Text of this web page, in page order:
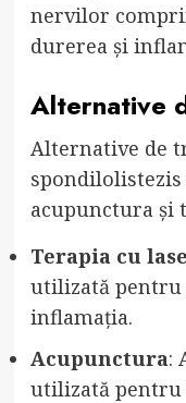
nervilor
durerea și
Alternative
Alternative de
acupunctura și
Terapia cu
utilizată pentru
inflamația.
Acupunctura:
utilizată pentru